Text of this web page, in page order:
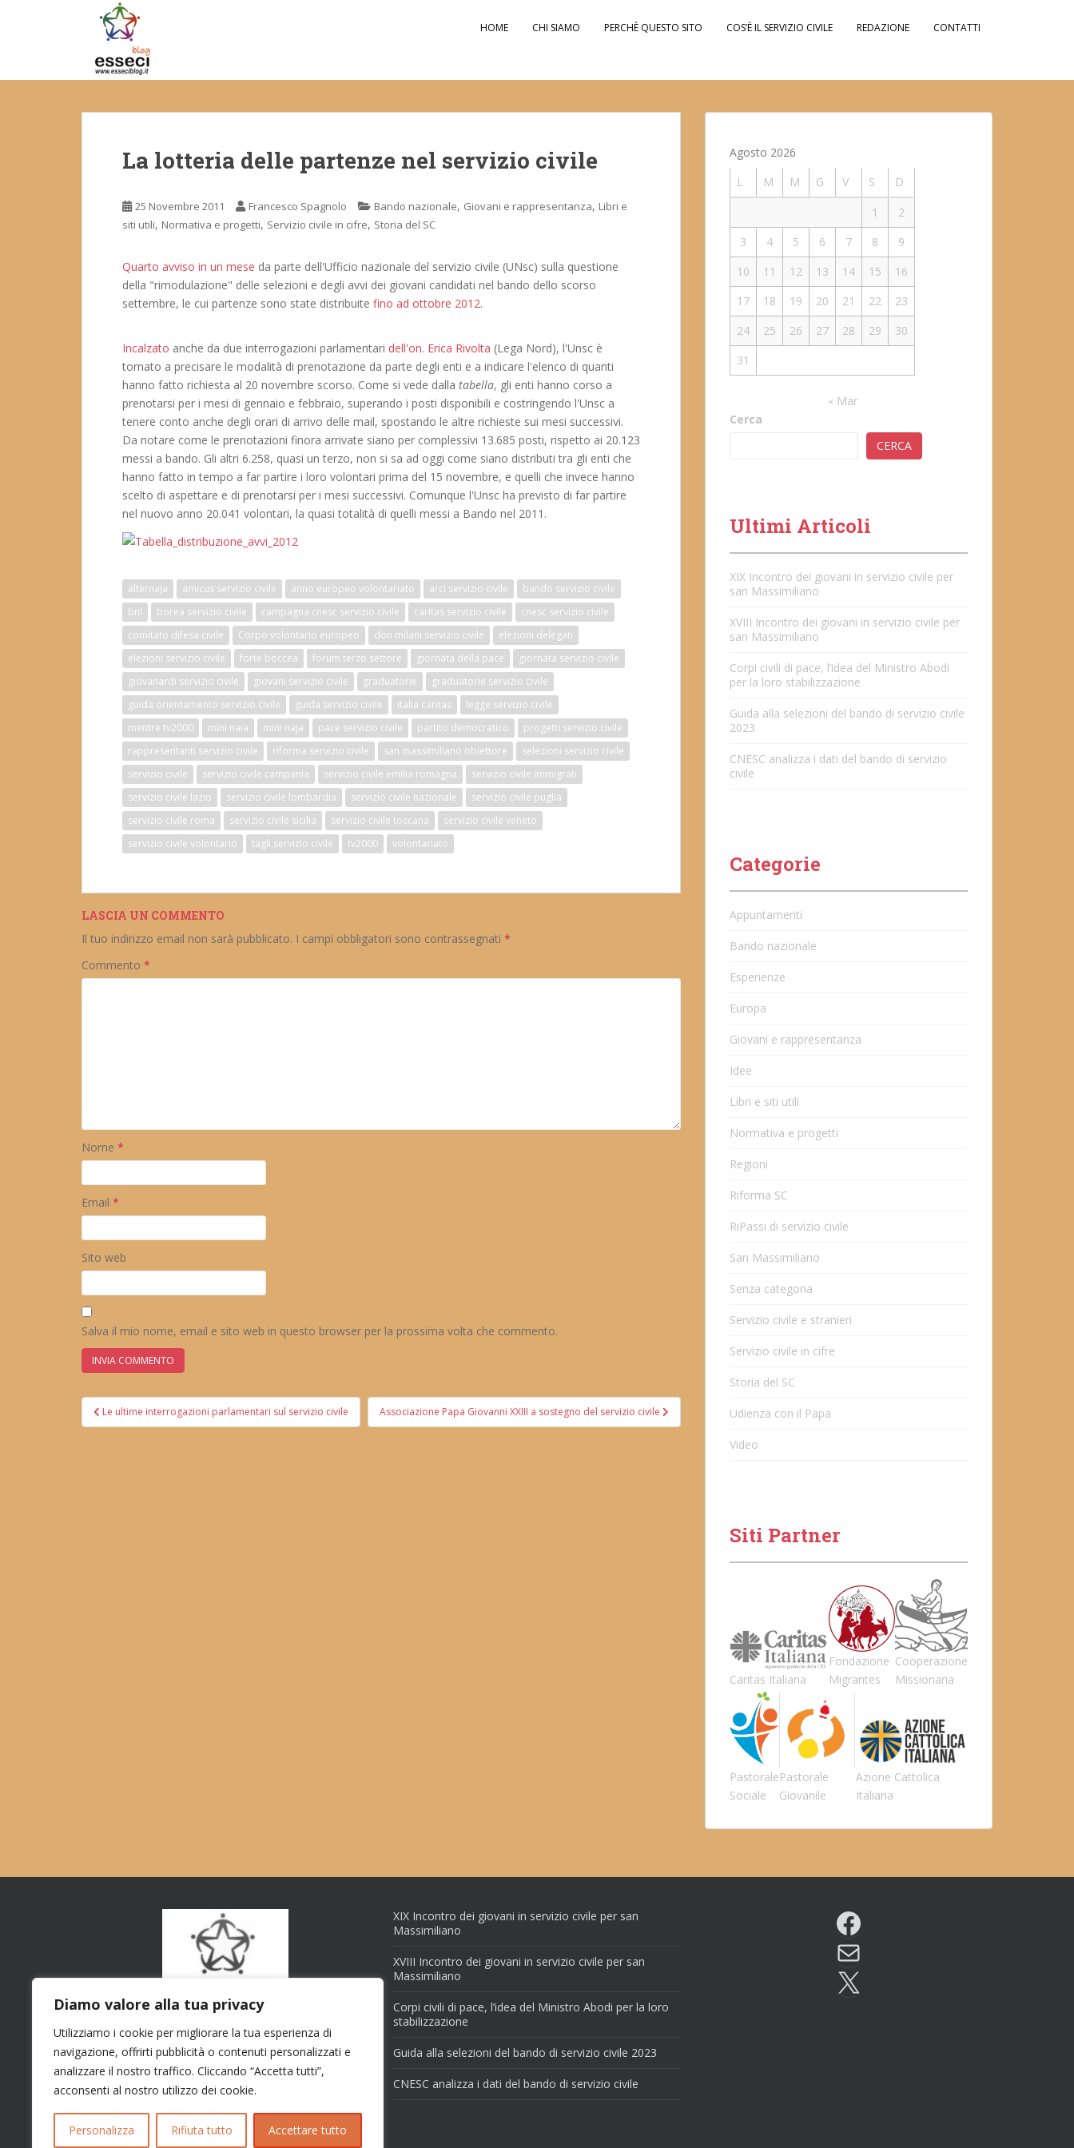
Diamo valore alla tua privacy
Utilizziamo i cookie per migliorare la tua esperienza di
navigazione, offrirti pubblicità o contenuti personalizzati e
analizzare il nostro traffico. Cliccando “Accetta tutti”,
acconsenti al nostro utilizzo dei cookie.
Personalizza Rifiuta tutto Accettare tutto
t
HOME CHI SIAMO PERCHÈ QUESTO SITO COS’È IL SERVIZIO CIVILE REDAZIONE CONTATTI
La lotteria delle partenze nel servizio civile
25 Novembre 2011 Francesco Spagnolo Bando nazionale, Giovani e rappresentanza, Libri e
siti utili, Normativa e progetti, Servizio civile in cifre, Storia del SC
Quarto avviso in un mese da parte dell'Ufficio nazionale del servizio civile (UNsc) sulla questione
della "rimodulazione" delle selezioni e degli avvi dei giovani candidati nel bando dello scorso
settembre, le cui partenze sono state distribuite fino ad ottobre 2012.
Incalzato anche da due interrogazioni parlamentari dell'on. Erica Rivolta (Lega Nord), l'Unsc è
tornato a precisare le modalità di prenotazione da parte degli enti e a indicare l'elenco di quanti
hanno fatto richiesta al 20 novembre scorso. Come si vede dalla tabella, gli enti hanno corso a
prenotarsi per i mesi di gennaio e febbraio, superando i posti disponibili e costringendo l'Unsc a
tenere conto anche degli orari di arrivo delle mail, spostando le altre richieste sui mesi successivi.
Da notare come le prenotazioni finora arrivate siano per complessivi 13.685 posti, rispetto ai 20.123
messi a bando. Gli altri 6.258, quasi un terzo, non si sa ad oggi come siano distributi tra gli enti che
hanno fatto in tempo a far partire i loro volontari prima del 15 novembre, e quelli che invece hanno
scelto di aspettare e di prenotarsi per i mesi successivi. Comunque l'Unsc ha previsto di far partire
nel nuovo anno 20.041 volontari, la quasi totalità di quelli messi a Bando nel 2011.
alternaja amicus servizio civile anno europeo volontariato arci servizio civile
bando servizio civile
bnl
borea servizio civile campagna cnesc servizio civile caritas servizio civile
cnesc servizio civile
comitato difesa civile
Corpo volontario europeo don milani servizio civile
elezioni delegati
elezioni servizio civile
forte boccea forum terzo settore giornata della pace
giornata servizio civile
giovanardi servizio civile
giovani servizio civile graduatorie
graduatorie servizio civile
guida orientamento servizio civile
guida servizio civile italia caritas
legge servizio civile
mentre tv2000
mini naia mini naja pace servizio civile partito democratico
progetti servizio civile
rappresentanti servizio civile
riforma servizio civile san massimiliano obiettore
selezioni servizio civile
servizio civile
servizio civile campania servizio civile emilia romagna
servizio civile immigrati
servizio civile lazio
servizio civile lombardia servizio civile nazionale
servizio civile puglia
servizio civile roma
servizio civile sicilia servizio civile toscana
servizio civile veneto
servizio civile volontario
tagli servizio civile tv2000 volontariato
LASCIA UN COMMENTO
Il tuo indirizzo email non sarà pubblicato. I campi obbligatori sono contrassegnati *
Commento *
Nome *
Email *
Sito web
Salva il mio nome, email e sito web in questo browser per la prossima volta che commento.
Navigazione
articoli
Le ultime interrogazioni parlamentari sul servizio civile Associazione Papa Giovanni XXIII a sostegno del servizio civile
Agosto 2026
L
M M G V S
D
1
2
3
4 5 6 7 8
9
10
11 12 13 14 15
16
17
18 19 20 21 22
23
24
25 26 27 28 29
30
31
« Mar
Cerca
CERCA
Ultimi Articoli
XIX Incontro dei giovani in servizio civile per
san Massimiliano
XVIII Incontro dei giovani in servizio civile per
san Massimiliano
Corpi civili di pace, l’idea del Ministro Abodi
per la loro stabilizzazione
Guida alla selezioni del bando di servizio civile
2023
CNESC analizza i dati del bando di servizio
civile
Categorie
Appuntamenti
Bando nazionale
Esperienze
Europa
Giovani e rappresentanza
Idee
Libri e siti utili
Normativa e progetti
Regioni
Riforma SC
RiPassi di servizio civile
San Massimiliano
Senza categoria
Servizio civile e stranieri
Servizio civile in cifre
Storia del SC
Udienza con il Papa
Video
Siti Partner
Caritas Italiana
Fondazione
Migrantes
Cooperazione
Missionaria
Pastorale
Sociale
Pastorale
Giovanile
Azione Cattolica
Italiana
XIX Incontro dei giovani in servizio civile per san
Massimiliano
XVIII Incontro dei giovani in servizio civile per san
Massimiliano
Corpi civili di pace, l’idea del Ministro Abodi per la loro
stabilizzazione
Guida alla selezioni del bando di servizio civile 2023
CNESC analizza i dati del bando di servizio civile
Facebook
Email
X